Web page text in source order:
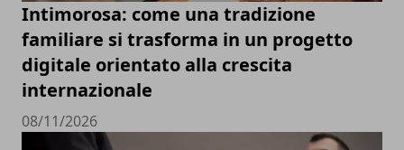
Intimorosa: come una tradizione
familiare si trasforma in un progetto
digitale orientato alla crescita
internazionale
08/11/2026